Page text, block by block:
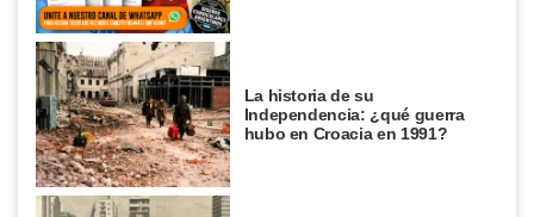
La historia de su
Independencia: ¿qué guerra
hubo en Croacia en 1991?